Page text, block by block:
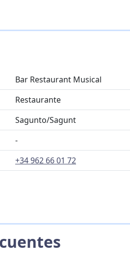
Bar Restaurant Musical
Restaurante
Sagunto/Sagunt
-
+34 962 66 01 72